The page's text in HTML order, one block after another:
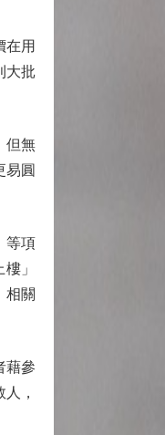
在用
大批
但無
易圓
等項
」
相關
藉參
，